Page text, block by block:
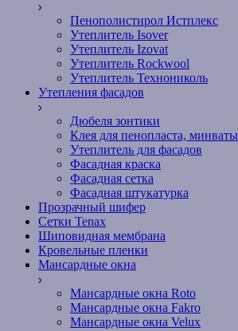
Пенополистирол Истплекс
Утеплитель Isover
Утеплитель Izovat
Утеплитель Rockwool
Утеплитель Технониколь
Утепления фасадов
Дюбеля зонтики
Клея для пенопласта, минваты
Утеплитель для фасадов
Фасадная краска
Фасадная сетка
Фасадная штукатурка
Прозрачный шифер
Сетки Tenax
Шиповидная мембрана
Кровельные пленки
Мансардные окна
Мансардные окна Roto
Мансардные окна Fakro
Мансардные окна Velux